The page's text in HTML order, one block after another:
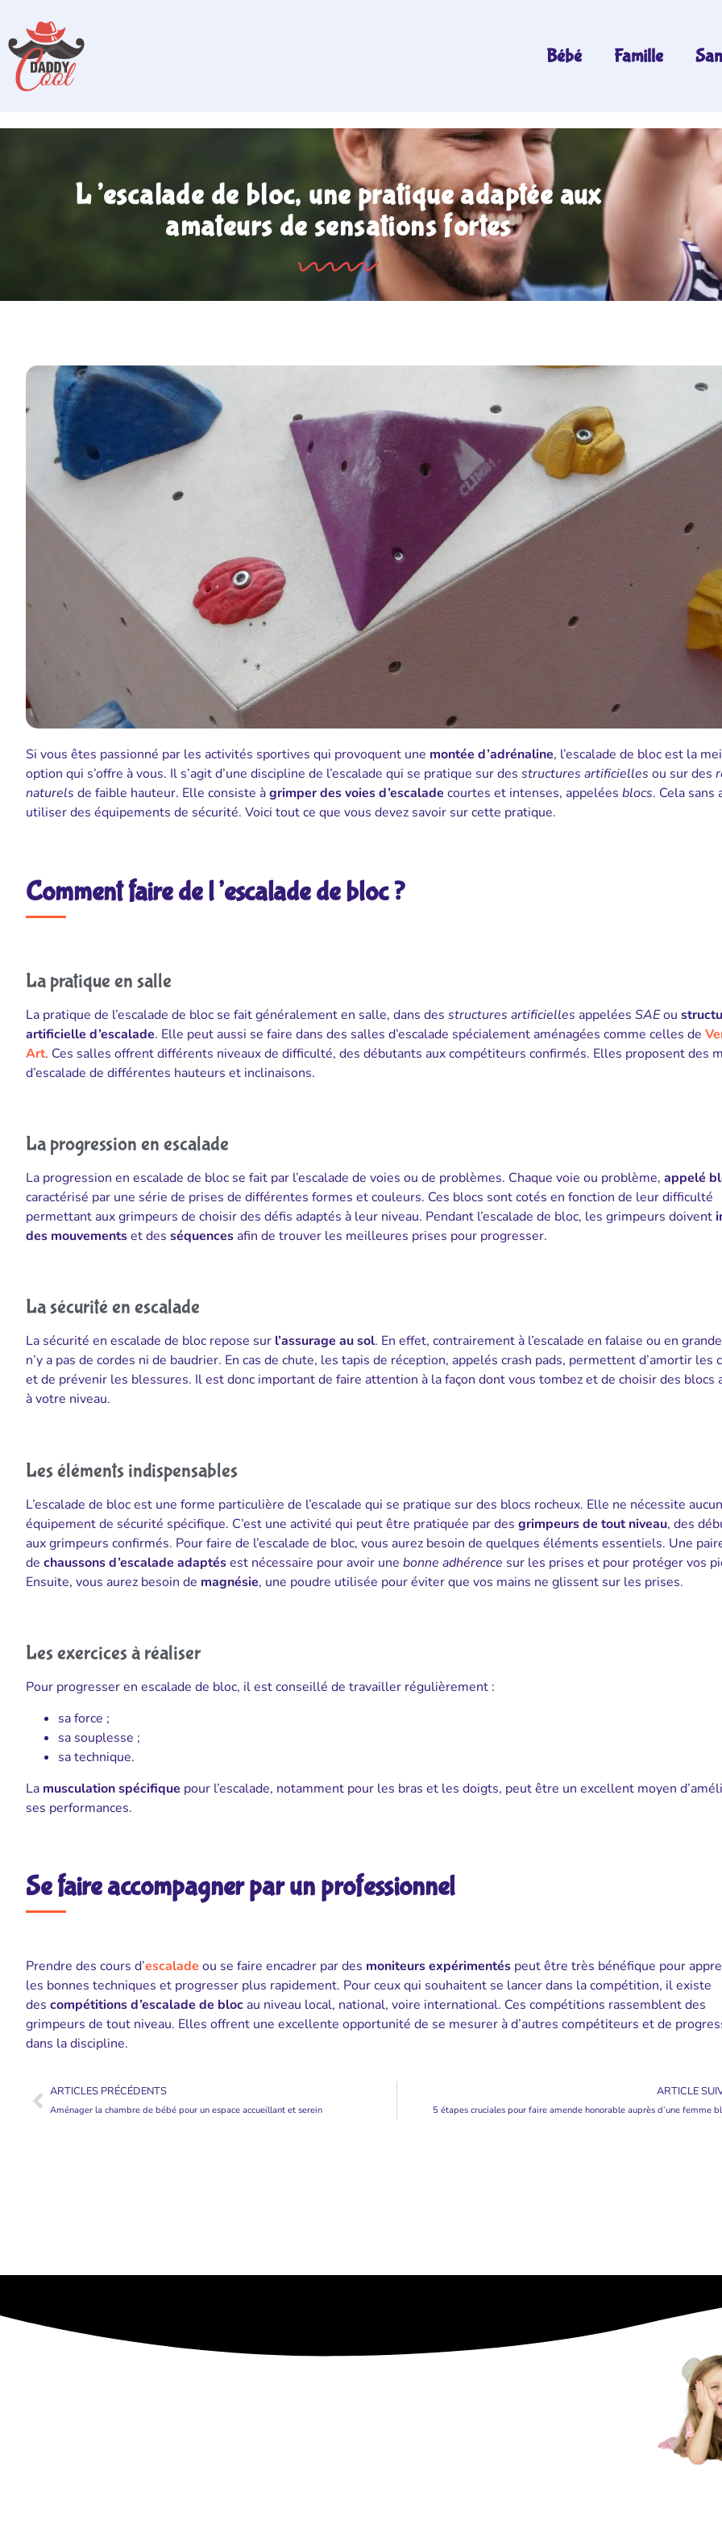
Bébé Famille
L’escalade de bloc, une pratique adaptée aux
amateurs de sensations fortes
Si vous êtes passionné par les activités sportives qui provoquent une montée d’adrénaline, l’escalade de bloc est la
option qui s’offre à vous. Il s’agit d’une discipline de l’escalade qui se pratique sur des structures artificielles ou sur des
naturels de faible hauteur. Elle consiste àgrimper des voies d’escalade courtes et intenses, appelées blocs. Cela sans
utiliser des équipements de sécurité. Voici tout ce que vous devez savoir sur cette pratique.
Comment faire de l’escalade de bloc ?
La pratique en salle
La pratique de l’escalade de bloc se fait généralement en salle, dans des structures artificielles appelées SAEou
artificielle d’escalade. Elle peut aussi se faire dans des salles d’escalade spécialement aménagées comme celles de
Art. Ces salles offrent différents niveaux de difficulté, des débutants aux compétiteurs confirmés. Elles proposent des
d’escalade de différentes hauteurs et inclinaisons.
La progression en escalade
La progression en escalade de bloc se fait par l’escalade de voies ou de problèmes. Chaque voie ou problème, appelé
caractérisé par une série de prises de différentes formes et couleurs. Ces blocs sont cotés en fonction de leur difficulté
permettant aux grimpeurs de choisir des défis adaptés à leur niveau. Pendant l’escalade de bloc, les grimpeurs doivent
des mouvementset des séquences afin de trouver les meilleures prises pour progresser.
La sécurité en escalade
La sécurité en escalade de bloc repose sur l’assurage au sol. En effet, contrairement à l’escalade en falaise ou en
n’y a pas de cordes ni de baudrier. En cas de chute, les tapis de réception, appelés crash pads, permettent d’amortir les
et de prévenir les blessures. Il est donc important de faire attention à la façon dont vous tombez et de choisir des blocs
à votre niveau.
Les éléments indispensables
L’escalade de bloc est une forme particulière de l’escalade qui se pratique sur des blocs rocheux. Elle ne nécessite aucun
équipement de sécurité spécifique. C’est une activité qui peut être pratiquée par des grimpeurs de tout niveau, des
aux grimpeurs confirmés. Pour faire de l’escalade de bloc, vous aurez besoin de quelques éléments essentiels. Une
de chaussons d’escalade adaptésest nécessaire pour avoir une bonne adhérence sur les prises et pour protéger vos
Ensuite, vous aurez besoin de magnésie, une poudre utilisée pour éviter que vos mains ne glissent sur les prises.
Les exercices à réaliser
Pour progresser en escalade de bloc, il est conseillé de travailler régulièrement :
sa force ;
sa souplesse ;
sa technique.
La musculation spécifique pour l’escalade, notamment pour les bras et les doigts, peut être un excellent moyen
ses performances.
Se faire accompagner par un professionnel
Prendre des cours d’escalade ou se faire encadrer par des moniteurs expérimentés peut être très bénéfique pour
les bonnes techniques et progresser plus rapidement. Pour ceux qui souhaitent se lancer dans la compétition, il existe
des compétitions d’escalade de bloc au niveau local, national, voire international. Ces compétitions rassemblent des
grimpeurs de tout niveau. Elles offrent une excellente opportunité de se mesurer à d’autres compétiteurs et de
dans la discipline.
ARTICLES PRÉCÉDENTS
Aménager la chambre de bébé pour un espace accueillant et serein
ARTICLE
5 étapes cruciales pour faire amende honorable auprès d’une femme